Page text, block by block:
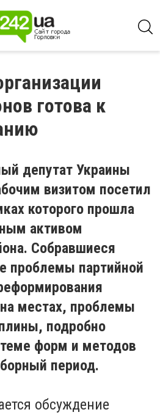
готова к
депутат Украины
визитом посетил
которого прошла
активом
Собравшиеся
проблемы партийной
на местах, проблемы
подробно
форм и методов
период.
обсуждение